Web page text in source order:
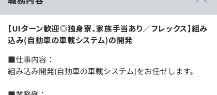
【UIターン歓迎◎独身寮、家族手当あり／フレックス】組み
込み(自動車の車載システム)の開発
■仕事内容：
組み込み開発(自動車の車載システム)をお任せします。